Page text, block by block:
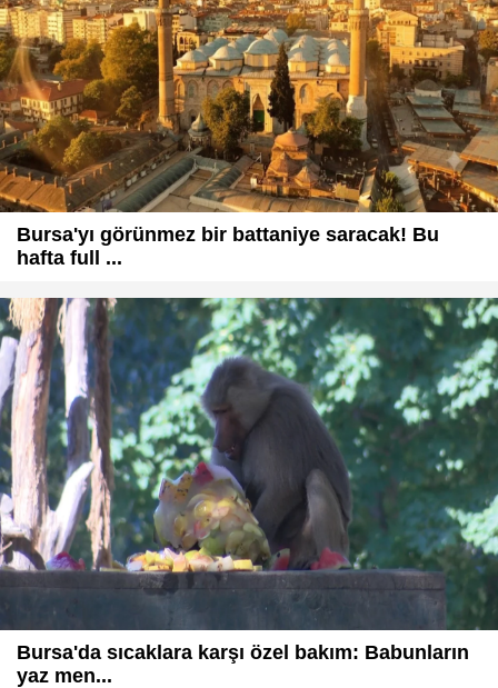
Bursa'yı görünmez bir battaniye saracak! Bu
hafta full ...
Bursa'da sıcaklara karşı özel bakım: Babunların
yaz men...